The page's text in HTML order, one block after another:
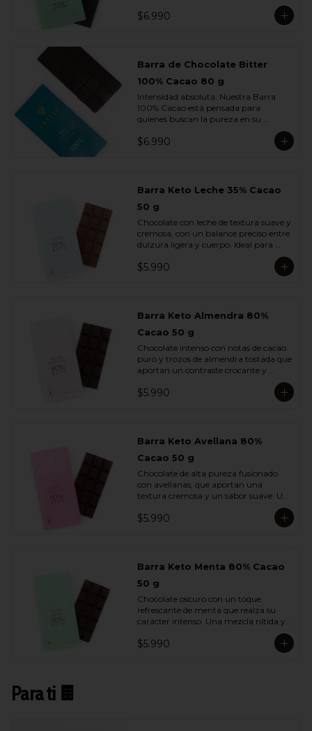
$6.990
Barra de Chocolate Bitter
100% Cacao 80 g
Intensidad absoluta. Nuestra Barra
100% Cacao está pensada para
quienes buscan la pureza en su
firme, profundo, terroso y elegante, sin
cacao en su estado más auténtico, con
natural. Una barra creada para
verdaderos amantes del cacao.
$6.990
Barra Keto Leche 35% Cacao
50 g
Chocolate con leche de textura suave y
cremosa, con un balance preciso entre
dulzura ligera y cuerpo. Ideal para
quienes disfrutan del sabor del cacao
con leche sin perder la intensidad del
$5.990
Barra Keto Almendra 80%
Cacao 50 g
Chocolate intenso con notas de cacao
puro y trozos de almendra tostada que
aportan un contraste crocante y
equilibrada entre potencia y sutileza.
$5.990
Barra Keto Avellana 80%
Cacao 50 g
Chocolate de alta pureza fusionado
con avellanas, que aportan una
textura cremosa y un sabor suave. Un
equilibrio natural entre la fuerza del
cacao y la redondez de la nuez.
$5.990
Barra Keto Menta 80% Cacao
50 g
Chocolate oscuro con un toque
refrescante de menta que realza su
carácter intenso. Una mezcla nítida y
vibrante que aporta frescura sin restar
profundidad al cacao.
$5.990
Para ti 🍫